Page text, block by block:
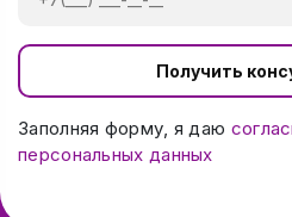
Заполняя форму, я даю
персональных данных